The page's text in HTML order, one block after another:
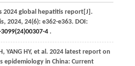
2024 global hepatitis report[J].
, 2024, 24(6): e362-e363. DOI:
4.
, YANG HY, et al . 2024 latest report on
epidemiology in China: Current